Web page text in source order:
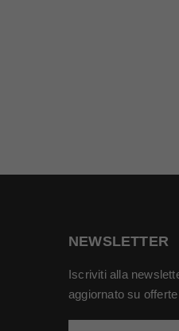
NEWSLETTER
Iscriviti alla
aggiornato su